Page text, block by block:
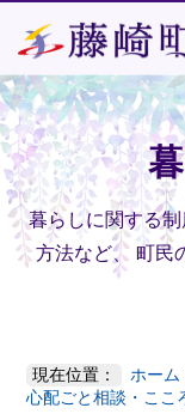
暮らしに関する
方法など、 町民
現在位置： ホーム
心配ごと相談・ここ